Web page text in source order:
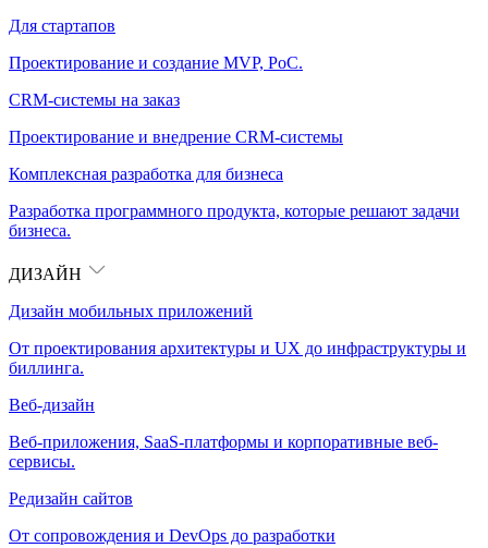
Для стартапов
Проектирование и создание MVP, PoC.
CRM-системы на заказ
Проектирование и внедрение CRM-системы
Комплексная разработка для бизнеса
Разработка программного продукта, которые решают задачи
бизнеса.
ДИЗАЙН
Дизайн мобильных приложений
От проектирования архитектуры и UX до инфраструктуры и
биллинга.
Веб-дизайн
Веб-приложения, SaaS-платформы и корпоративные веб-
сервисы.
Редизайн сайтов
От сопровождения и DevOps до разработки